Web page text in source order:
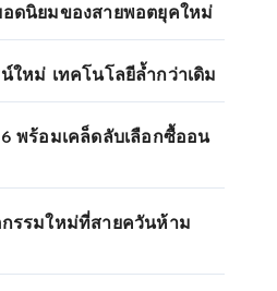
อดนิยมของสายพอตยุคใหม่
ใหม่ เทคโนโลยีล้ำกว่าเดิม
พร้อมเคล็ดลับเลือกซื้ออน
รรมใหม่ที่สายควันห้าม